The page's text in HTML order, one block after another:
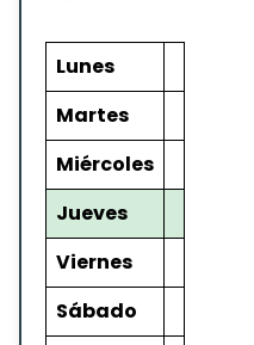
Lunes
Martes
Miércoles
Jueves
Viernes
Sábado